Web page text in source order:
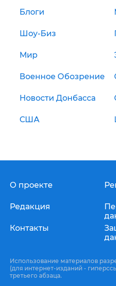
Блоги
Шоу-Биз
Мир
Военное Обозрение
Новости Донбасса
США
О проекте
Редакция
Контакты
Использование материалов
(для интернет-изданий -
третьего абзаца.